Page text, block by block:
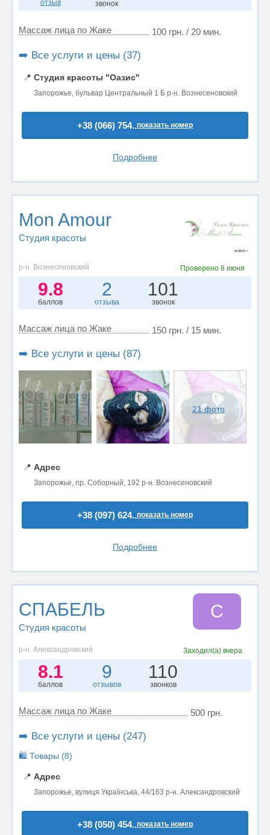
отзыв звонок
Массаж лица по Жаке 100 грн. / 20 мин.
➡️ Все услуги и цены (37)
📍 Студия красоты "Оазис"
Запорожье, бульвар Центральный 1 Б р-н. Вознесеновский
+38 (066) 754..показать номер
Подробнее
Mon Amour
Студия красоты
р-н. Вознесеновский Проверено8 июня
9.8
баллов
2
отзыва
101
звонок
Массаж лица по Жаке 150 грн. / 15 мин.
➡️ Все услуги и цены (87)
21 фото
📍 Адрес
Запорожье, пр. Соборный, 192 р-н. Вознесеновский
+38 (097) 624..показать номер
Подробнее
СПАБЕЛЬ
Студия красоты
С
р-н. Александровский Заходил(а) вчера
8.1
баллов
9
отзывов
110
звонков
Массаж лица по Жаке 500 грн.
➡️ Все услуги и цены (247)
🛍️ Товары (8)
📍 Адрес
Запорожье, вулиця Українська, 44/163 р-н. Александровский
+38 (050) 454..показать номер